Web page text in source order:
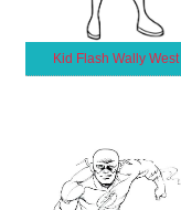
Kid Flash Wally West